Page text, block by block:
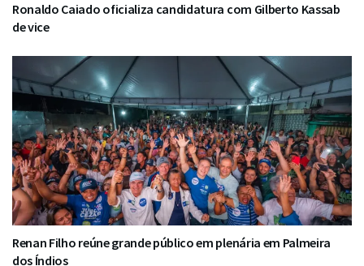
Ronaldo Caiado oficializa candidatura com Gilberto Kassab
de vice
Renan Filho reúne grande público em plenária em Palmeira
dos Índios